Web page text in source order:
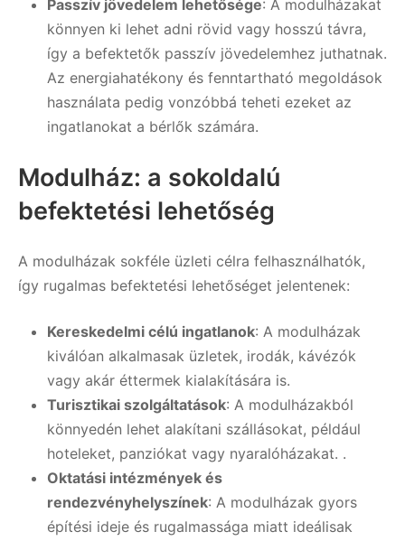
Passzív jövedelem lehetősége: A modulházakat
könnyen ki lehet adni rövid vagy hosszú távra,
így a befektetők passzív jövedelemhez juthatnak.
Az energiahatékony és fenntartható megoldások
használata pedig vonzóbbá teheti ezeket az
ingatlanokat a bérlők számára.
Modulház: a sokoldalú
befektetési lehetőség
A modulházak sokféle üzleti célra felhasználhatók,
így rugalmas befektetési lehetőséget jelentenek:
Kereskedelmi célú ingatlanok: A modulházak
kiválóan alkalmasak üzletek, irodák, kávézók
vagy akár éttermek kialakítására is.
Turisztikai szolgáltatások: A modulházakból
könnyedén lehet alakítani szállásokat, például
hoteleket, panziókat vagy nyaralóházakat. .
Oktatási intézmények és
rendezvényhelyszínek: A modulházak gyors
építési ideje és rugalmassága miatt ideálisak